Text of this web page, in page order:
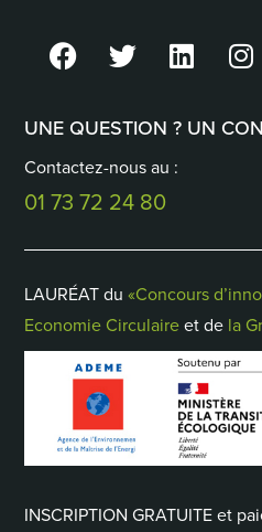
UNE QUESTION ? UN
Contactez-nous au :
01 73 72 24 80
LAURÉAT du«Concours
Economie Circulaireet de la
INSCRIPTION GRATUITE et